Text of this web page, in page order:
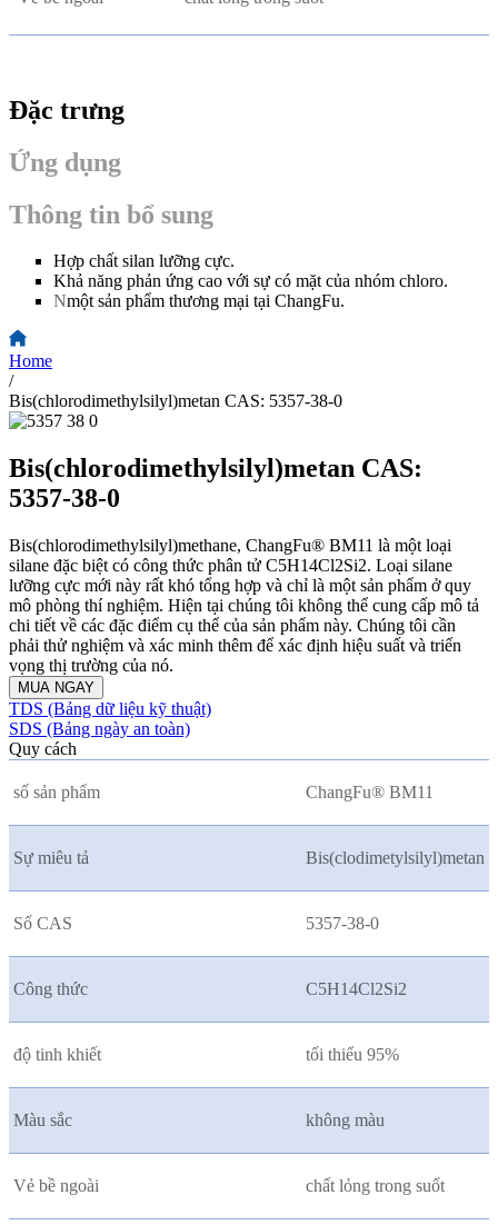
Đặc trưng
Ứng dụng
Thông tin bổ sung
Hợp chất silan lưỡng cực.
Khả năng phản ứng cao với sự có mặt của nhóm chloro.
Nmột sản phẩm thương mại tại ChangFu.
Home
/
Bis(chlorodimethylsilyl)metan CAS: 5357-38-0
Bis(chlorodimethylsilyl)metan CAS:
5357-38-0
Bis(chlorodimethylsilyl)methane, ChangFu® BM11 là một loại
silane đặc biệt có công thức phân tử C5H14Cl2Si2. Loại silane
lưỡng cực mới này rất khó tổng hợp và chỉ là một sản phẩm ở quy
mô phòng thí nghiệm. Hiện tại chúng tôi không thể cung cấp mô tả
chi tiết về các đặc điểm cụ thể của sản phẩm này. Chúng tôi cần
phải thử nghiệm và xác minh thêm để xác định hiệu suất và triển
vọng thị trường của nó.
MUA NGAY
TDS (Bảng dữ liệu kỹ thuật)
SDS (Bảng ngày an toàn)
Quy cách
số sản phẩm ChangFu® BM11
Sự miêu tả Bis(clodimetylsilyl)metan
Số CAS 5357-38-0
Công thức C5H14Cl2Si2
độ tinh khiết tối thiểu 95%
Màu sắc không màu
Vẻ bề ngoài chất lỏng trong suốt